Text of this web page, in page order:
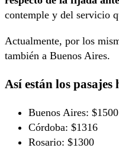
contemple y del servicio
Actualmente, por los
también a Buenos Aires.
Así están los
Buenos Aires: $1500
Córdoba: $1316
Rosario: $1300